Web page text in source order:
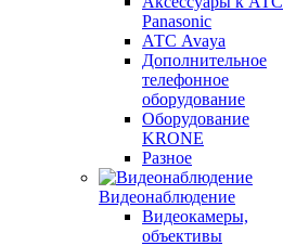
Panasonic
АТС Avaya
Дополнительное
телефонное
оборудование
Оборудование
KRONE
Разное
Видеонаблюдение
Видеокамеры,
объективы